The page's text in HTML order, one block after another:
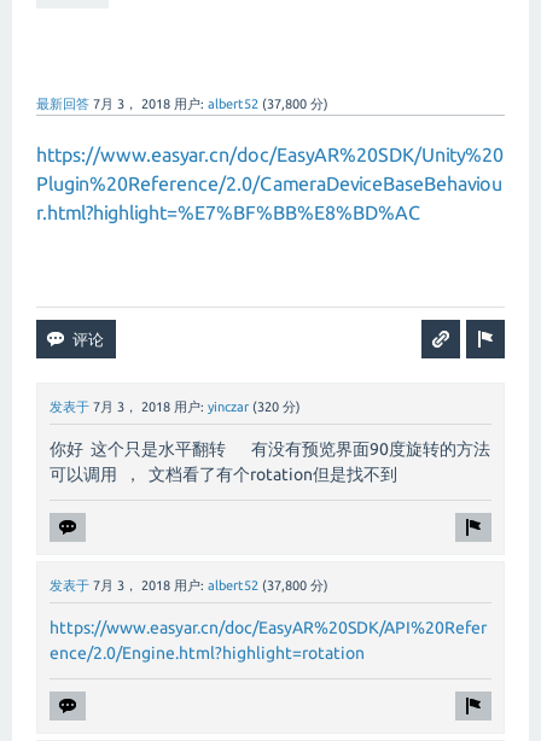
最新回答 7月 3， 2018 用户: albert52 (37,800 分)
https://www.easyar.cn/doc/EasyAR%20SDK/Unity%20
Plugin%20Reference/2.0/CameraDeviceBaseBehaviou
r.html?highlight=%E7%BF%BB%E8%BD%AC
发表于 7月 3， 2018 用户: yinczar (320 分)
你好 这个只是水平翻转 有没有预览界面90度旋转的方法
可以调用 ， 文档看了有个rotation但是找不到
发表于 7月 3， 2018 用户: albert52 (37,800 分)
https://www.easyar.cn/doc/EasyAR%20SDK/API%20Refer
ence/2.0/Engine.html?highlight=rotation